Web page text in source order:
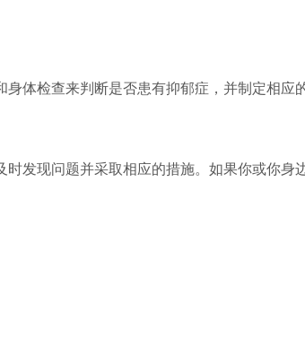
体检查来判断是否患有抑郁症，并制定相应
发现问题并采取相应的措施。如果你或你身